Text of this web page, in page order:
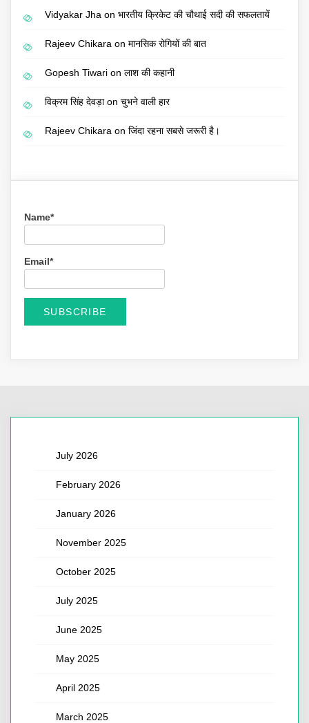
Vidyakar Jha on भारतीय क्रिकेट की चौथाई सदी की सफलतायें
Rajeev Chikara on मानसिक रोगियों की बात
Gopesh Tiwari on लाश की कहानी
विक्रम सिंह देवड़ाon चुभने वाली हार
Rajeev Chikara on जिंदा रहना सबसे जरूरी है।
Name*
Email*
July 2026
February 2026
January 2026
November 2025
October 2025
July 2025
June 2025
May 2025
April 2025
March 2025